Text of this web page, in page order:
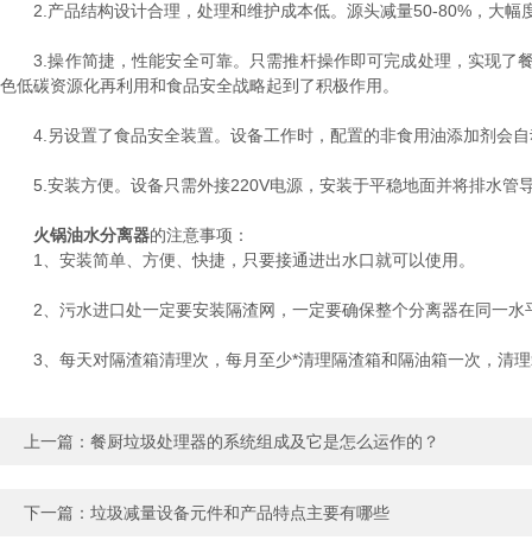
2.产品结构设计合理，处理和维护成本低。源头减量50-80%，大幅
3.操作简捷，性能安全可靠。只需推杆操作即可完成处理，实现了
色低碳资源化再利用和食品安全战略起到了积极作用。
4.另设置了食品安全装置。设备工作时，配置的非食用油添加剂会自
5.安装方便。设备只需外接220V电源，安装于平稳地面并将排水管
火锅油水分离器的注意事项：
1、安装简单、方便、快捷，只要接通进出水口就可以使用。
2、污水进口处一定要安装隔渣网，一定要确保整个分离器在同一水
3、每天对隔渣箱清理次，每月至少*清理隔渣箱和隔油箱一次，清
上一篇： 餐厨垃圾处理器的系统组成及它是怎么运作的？
下一篇： 垃圾减量设备元件和产品特点主要有哪些